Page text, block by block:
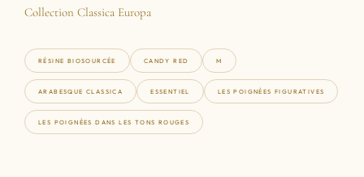
Collection Classica Europa
RÉSINE BIOSOURCÉE CANDY RED M
ARABESQUE CLASSICA ESSENTIEL LES POIGNÉES FIGURATIVES
LES POIGNÉES DANS LES TONS ROUGES